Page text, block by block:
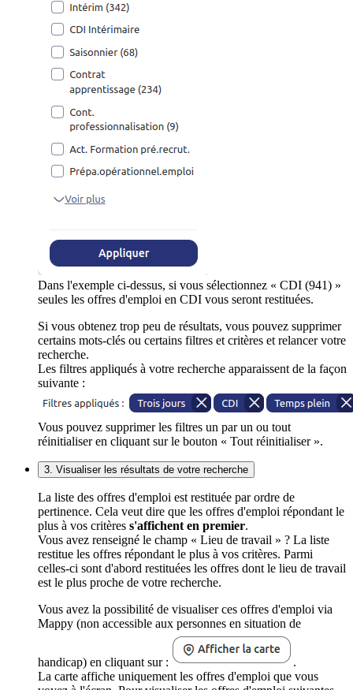
Dans l'exemple ci-dessus, si vous sélectionnez « CDI (941) »
seules les offres d'emploi en CDI vous seront restituées.
Si vous obtenez trop peu de résultats, vous pouvez supprimer
certains mots-clés ou certains filtres et critères et relancer votre
recherche.
Les filtres appliqués à votre recherche apparaissent de la façon
suivante :
Vous pouvez supprimer les filtres un par un ou tout
réinitialiser en cliquant sur le bouton « Tout réinitialiser ».
3. Visualiser les résultats de votre recherche
La liste des offres d'emploi est restituée par ordre de
pertinence. Cela veut dire que les offres d'emploi répondant le
plus à vos critères s'affichent en premier.
Vous avez renseigné le champ « Lieu de travail » ? La liste
restitue les offres répondant le plus à vos critères. Parmi
celles-ci sont d'abord restituées les offres dont le lieu de travail
est le plus proche de votre recherche.
Vous avez la possibilité de visualiser ces offres d'emploi via
Mappy (non accessible aux personnes en situation de
handicap) en cliquant sur :
.
La carte affiche uniquement les offres d'emploi que vous